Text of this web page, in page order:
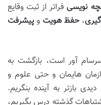
نویسی فراتر از ثبت وقایع
،حفظ هویت و پیشرفت
آور است، بازگشت به
هایمان و حتی علوم و
بازتر به آینده بنگریم.
گذشته درس بگیریم،